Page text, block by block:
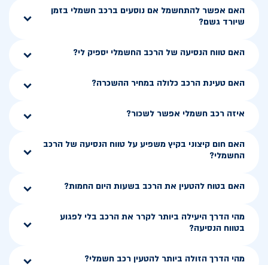
האם אפשר להתחשמל אם נוסעים ברכב חשמלי בזמן
שיורד גשם?
האם טווח הנסיעה של הרכב החשמלי יספיק לי?
האם טעינת הרכב כלולה במחיר ההשכרה?
איזה רכב חשמלי אפשר לשכור?
האם חום קיצוני בקיץ משפיע על טווח הנסיעה של הרכב
החשמלי?
האם בטוח להטעין את הרכב בשעות היום החמות?
מהי הדרך היעילה ביותר לקרר את הרכב בלי לפגוע
בטווח הנסיעה?
מהי הדרך הזולה ביותר להטעין רכב חשמלי?